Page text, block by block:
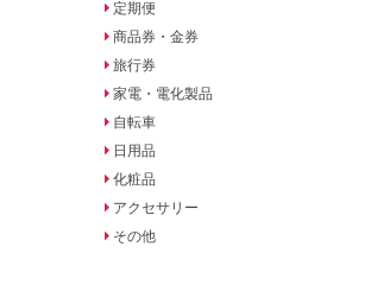
定期便
商品券・金券
旅行券
家電・電化製品
自転車
日用品
化粧品
アクセサリー
その他